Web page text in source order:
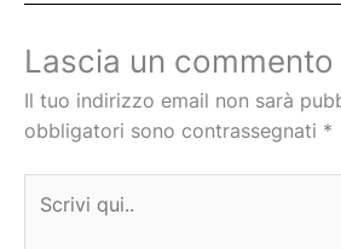
Lascia un commento
Il tuo indirizzo email non sarà
obbligatori sono contrassegnati *
qui..